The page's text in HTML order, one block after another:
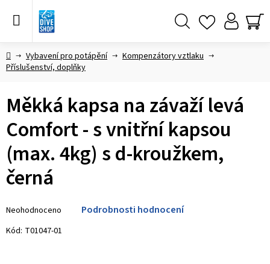
DomůVybavení pro potápění
Kompenzátory vztlaku
Příslušenství, doplňky
Měkká kapsa na závaží levá
Comfort - s vnitřní kapsou
(max. 4kg) s d-kroužkem,
černá
hodnocení
produktu
Neohodnoceno Podrobnosti hodnocení
Kód: T01047-01